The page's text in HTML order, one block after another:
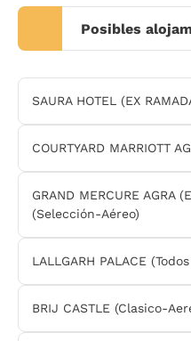
Posibles
SAURA HOTEL (EX
COURTYARD MARRIOTT
GRAND MERCURE AGRA
(Selección-Aéreo)
LALLGARH PALACE
BRIJ CASTLE (Clasico-